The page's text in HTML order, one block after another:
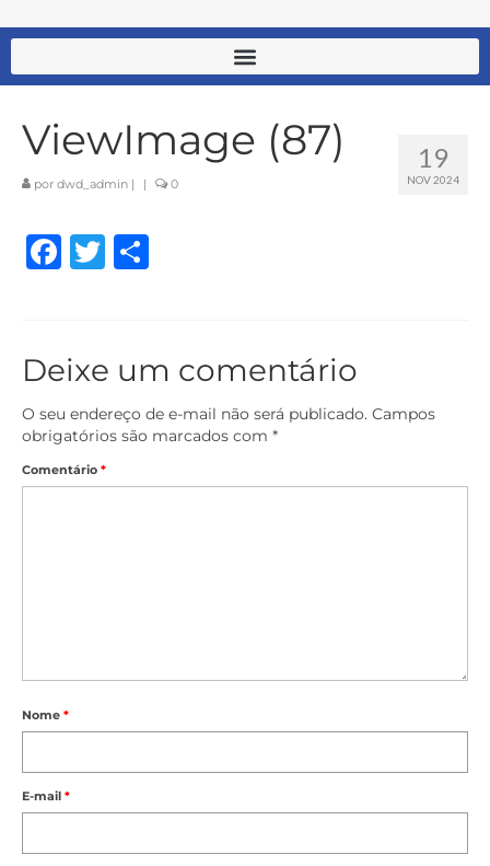
19
NOV 2024
ViewImage (87)
por dwd_admin | | 0
Facebook
Twitter
Deixe um comentário
O seu endereço de e-mail não será publicado. Campos
obrigatórios são marcados com *
Comentário *
Nome *
E-mail *